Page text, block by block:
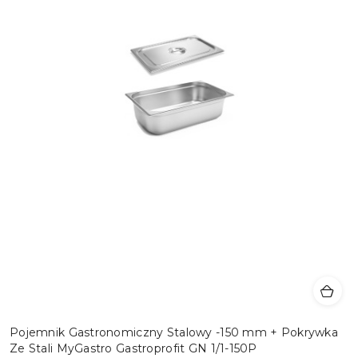
Pojemnik Gastronomiczny Stalowy -150 mm + Pokrywka
Ze Stali MyGastro Gastroprofit GN 1/1-150P